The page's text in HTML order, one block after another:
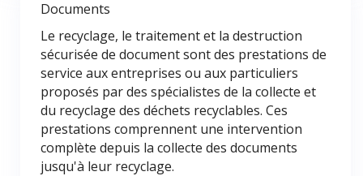
Documents
Le recyclage, le traitement et la destruction
sécurisée de document sont des prestations de
service aux entreprises ou aux particuliers
proposés par des spécialistes de la collecte et
du recyclage des déchets recyclables. Ces
prestations comprennent une intervention
complète depuis la collecte des documents
jusqu'à leur recyclage.